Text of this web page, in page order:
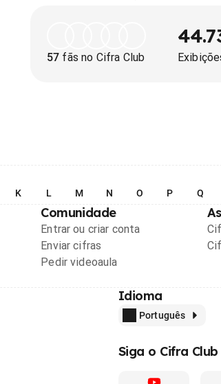
57 fãs no Cifra Club
K L M N O P Q
Comunidade
Entrar ou criar conta
Enviar cifras
Pedir videoaula
Idioma
Português
Siga o Cifra Club